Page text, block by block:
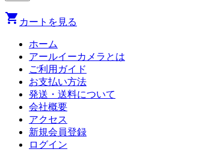
shopping_cart カートを見る
ホーム
アールイーカメラとは
ご利用ガイド
お支払い方法
発送・送料について
会社概要
アクセス
新規会員登録
ログイン